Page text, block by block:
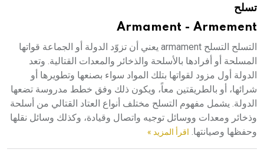
تسلح
Armament - Armement
التسلح التسلح armament يعني أن تزوّد الدولة أو الجماعة قواتها
المسلحة أو أفرادها بالأسلحة والذخائر والمعدات القتالية. وتعد
الدولة أول مزود لقواتها بتلك المواد سواء بصنعها وتطويرها أو
شرائها، أو بالطريقتين معاً، ويكون ذلك وفق خطط مدروسة تضعها
الدولة. يشمل مفهوم التسلح مختلف أنواع العتاد القتالي من أسلحة
وذخائر ومعدات ووسائل توجيه واتصال وقيادة، وكذلك وسائل نقلها
وحفظها وصيانتها. اقرأ المزيد »